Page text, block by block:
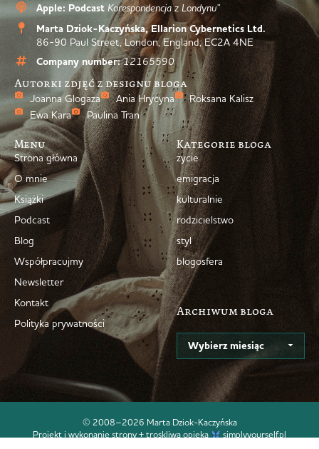
Apple: Podcast Korespondencja z Londynu”
Marta Dziok-Kaczyńska, Ellarion Cybernetics Ltd.
86-90 Paul Street, London, England, EC2A 4NE
Company number: 12165590
Autorki zdjęć z designu bloga
Joanna Glogaza Ania Hrycyna
Roksana Kalisz
Ewa Kara
Paulina Tran
Menu
Strona główna
O mnie
Książki
Podcast
Blog
Współpracujmy
Newsletter
Kontakt
Polityka prywatności
Kategorie bloga
życie
emigracja
kulturalnie
rodzicielstwo
styl
blogosfera
Archiwum bloga
© 2008–2026 Marta Dziok-Kaczyńska
Projekt i wykonanie strony + troskliwa opieka
simplyyourself.pl